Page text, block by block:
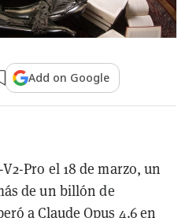
Add on Google
Pro el 18 de marzo, un
de un billón de
a Claude Opus 4.6 en